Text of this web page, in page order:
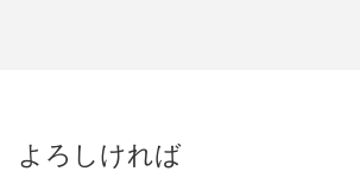
よろしければ